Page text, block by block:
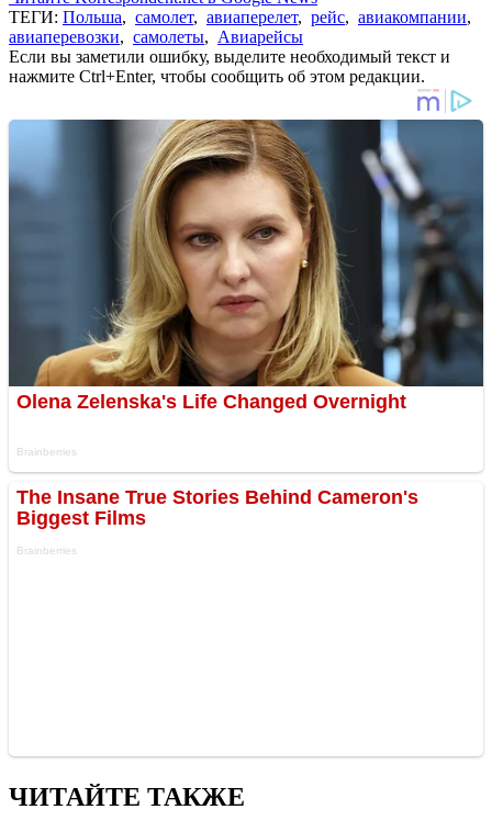
ТЕГИ: Польша, самолет, авиаперелет, рейс, авиакомпании,
авиаперевозки, самолеты, Авиарейсы
Если вы заметили ошибку, выделите необходимый текст и
нажмите Ctrl+Enter, чтобы сообщить об этом редакции.
ЧИТАЙТЕ ТАКЖЕ